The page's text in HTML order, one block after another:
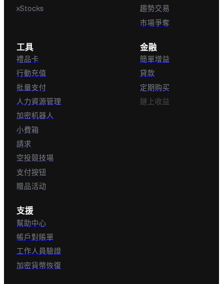
xStocks
趨勢交易
市場爭奪
工具
禮品卡
行動充值
批量支付
人力資源管理
加密机器人
小費箱
請求
空投競技場
支付按钮
贈品活动
金融
簡單增益
貸款
定期购买
鏈上收益
支援
幫助中心
帳戶對賬單
工作人員驗證
加密貨幣恢復